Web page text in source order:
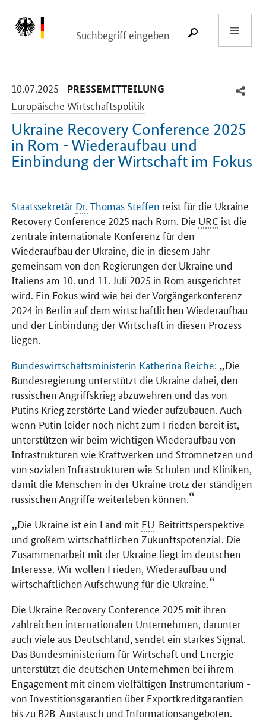
SUCHE
10.07.2025 -
PRESSEMITTEILUNG
Europäische Wirtschaftspolitik
Ukraine Recovery Conference 2025
in Rom - Wiederaufbau und
Einbindung der Wirtschaft im Fokus
Staatssekretär Dr.Thomas Steffen reist für die Ukraine
Recovery Conference 2025 nach Rom. Die URC ist die
zentrale internationale Konferenz für den
Wiederaufbau der Ukraine, die in diesem Jahr
gemeinsam von den Regierungen der Ukraine und
Italiens am 10. und 11. Juli 2025 in Rom ausgerichtet
wird. Ein Fokus wird wie bei der Vorgängerkonferenz
2024 in Berlin auf dem wirtschaftlichen Wiederaufbau
und der Einbindung der Wirtschaft in diesen Prozess
liegen.
Bundeswirtschaftsministerin Katherina Reiche:
Die
Bundesregierung unterstützt die Ukraine dabei, den
russischen Angriffskrieg abzuwehren und das von
Putins Krieg zerstörte Land wieder aufzubauen. Auch
wenn Putin leider noch nicht zum Frieden bereit ist,
unterstützen wir beim wichtigen Wiederaufbau von
Infrastrukturen wie Kraftwerken und Stromnetzen und
von sozialen Infrastrukturen wie Schulen und Kliniken,
damit die Menschen in der Ukraine trotz der ständigen
russischen Angriffe weiterleben können.
Die Ukraine ist ein Land mit EU-Beitrittsperspektive
und großem wirtschaftlichen Zukunftspotenzial. Die
Zusammenarbeit mit der Ukraine liegt im deutschen
Interesse. Wir wollen Frieden, Wiederaufbau und
wirtschaftlichen Aufschwung für die Ukraine.
Die Ukraine Recovery Conference 2025 mit ihren
zahlreichen internationalen Unternehmen, darunter
auch viele aus Deutschland, sendet ein starkes Signal.
Das Bundesministerium für Wirtschaft und Energie
unterstützt die deutschen Unternehmen bei ihrem
Engagement mit einem vielfältigen Instrumentarium -
von Investitionsgarantien über Exportkreditgarantien
bis zu B2B-Austausch und Informationsangeboten.